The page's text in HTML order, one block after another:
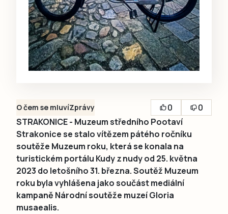
O čem se mluvíZprávy 0
0
STRAKONICE - Muzeum středního Pootaví
Strakonice se stalo vítězem pátého ročníku
soutěže Muzeum roku, která se konala na
turistickém portálu Kudy z nudy od 25. května
2023 do letošního 31. března. Soutěž Muzeum
roku byla vyhlášena jako součást mediální
kampaně Národní soutěže muzeí Gloria
musaealis.